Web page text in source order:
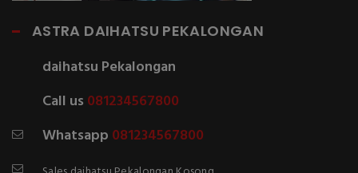
ASTRA DAIHATSU PEKALONGAN
daihatsu Pekalongan
Call us 081234567800
Whatsapp 081234567800